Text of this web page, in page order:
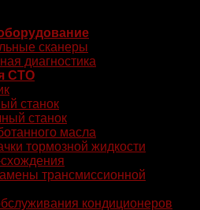
сканеры
диагностика
СТО
станок
станок
масла
тормозной жидкости
трансмиссионной
кондиционеров